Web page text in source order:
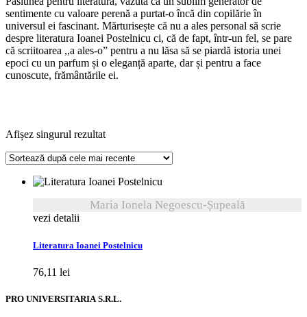
sentimente cu valoare perenă a purtat-o încă din copilărie în
universul ei fascinant. Mărturisește că nu a ales personal să scrie
despre literatura Ioanei Postelnicu ci, că de fapt, într-un fel, se pare
că scriitoarea ,,a ales-o” pentru a nu lăsa să se piardă istoria unei
epoci cu un parfum și o eleganță aparte, dar și pentru a face
cunoscute, frământările ei.
Afișez singurul rezultat
Maria Ionela Negoescu-Șupeală
vezi detalii
Literatura Ioanei Postelnicu
76,11 lei
PRO UNIVERSITARIA S.R.L.